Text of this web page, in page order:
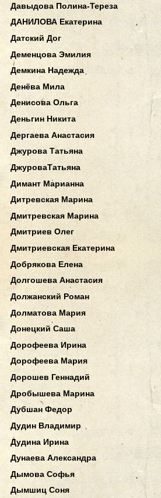
Давыдова Полина-Тереза
ДАНИЛОВА Екатерина
Датский Дог
Деменцова Эмилия
Демкина Надежда
Денёва Мила
Денисова Ольга
Деньгин Никита
Дергаева Анастасия
Джурова Татьяна
ДжуроваТатьяна
Димант Марианна
Дитревская Марина
Дмитревская Марина
Дмитриев Олег
Дмитриевская Екатерина
Добрякова Елена
Долгошева Анастасия
Должанский Роман
Долматова Мария
Донецкий Саша
Дорофеева Ирина
Дорофеева Мария
Дорошев Геннадий
Дробышева Марина
Дубшан Федор
Дудин Владимир
Дудина Ирина
Дунаева Александра
Дымова Софья
Дымшиц Соня